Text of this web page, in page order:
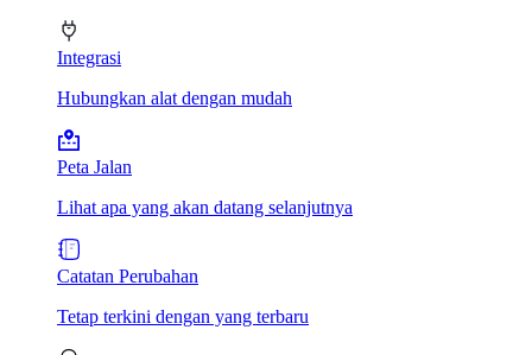
Integrasi
Hubungkan alat dengan mudah
Peta Jalan
Lihat apa yang akan datang selanjutnya
Catatan Perubahan
Tetap terkini dengan yang terbaru